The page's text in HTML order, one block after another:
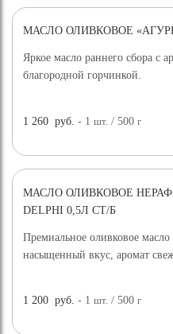
МАСЛО ОЛИВКОВОЕ
Яркое масло раннего сбора с
благородной горчинкой.
1 260 руб. - 1шт. / 500г
МАСЛО ОЛИВКОВОЕ
DELPHI 0,5Л СТ/Б
Премиальное оливковое
насыщенный вкус, аромат
1 200 руб. - 1шт. / 500г